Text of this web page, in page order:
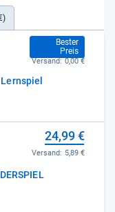
Bester
Preis
19,95 €
Versand: 0,00 €
24,99 €
Versand: 5,89 €